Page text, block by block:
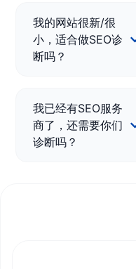
我的网站很新/很
小，适合做SEO诊
断吗？
我已经有SEO服务
商了，还需要你们
诊断吗？